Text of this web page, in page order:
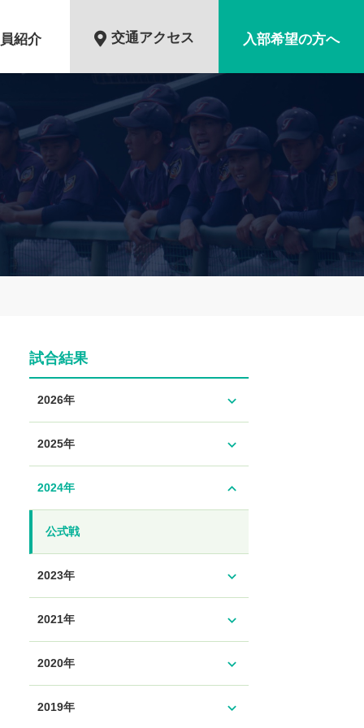
紹介 交通アクセス 入部希望の方へ
試合結果
2026年 expand_more
2025年 expand_more
2024年 expand_less
公式戦
2023年 expand_more
2021年 expand_more
2020年 expand_more
2019年 expand_more